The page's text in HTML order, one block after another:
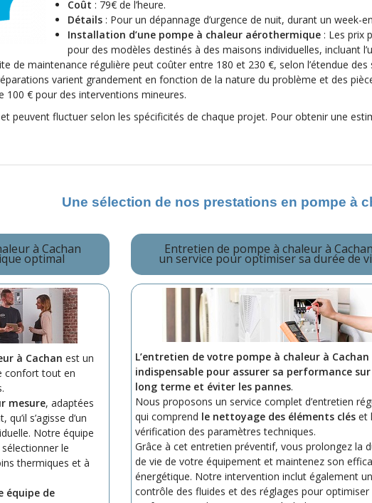
Coût : 79€ de l’heure.
Détails : Pour un dépannage d’urgence de nuit, durant un week-
Installation d’une pompe à chaleur aérothermique : Les prix
pour des modèles destinés à des maisons individuelles, incluant
de maintenance régulière peut coûter entre 180 et 230 €, selon l’étendue des
varient grandement en fonction de la nature du problème et des
100 € pour des interventions mineures.
peuvent fluctuer selon les spécificités de chaque projet. Pour obtenir une
Une sélection de nos prestations en pompe à
à Cachan
optimal
à Cachan est un
confort tout en
mesure, adaptées
s’agisse d’un
Notre équipe
le
thermiques et à
équipe de
Entretien de pompe à chaleur à Cachan
un service pour optimiser sa durée de
L’entretien de votre pompe à chaleur à Cachan
indispensable pour assurer sa performance
long terme et éviter les pannes.
Nous proposons un service complet d’entretien
qui comprend le nettoyage des éléments cléset
vérification des paramètres techniques.
Grâce à cet entretien préventif, vous prolongez la
de vie de votre équipement et maintenez son
énergétique. Notre intervention inclut également un
contrôle des fluides et des réglages pour optimiser